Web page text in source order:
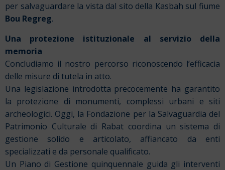
per salvaguardare la vista dal sito della Kasbah sul fiume
Bou Regreg.
Una protezione istituzionale al servizio della
memoria
Concludiamo il nostro percorso riconoscendo l’efficacia
delle misure di tutela in atto.
Una legislazione introdotta precocemente ha garantito
la protezione di monumenti, complessi urbani e siti
archeologici. Oggi, la Fondazione per la Salvaguardia del
Patrimonio Culturale di Rabat coordina un sistema di
gestione solido e articolato, affiancato da enti
specializzati e da personale qualificato.
Un Piano di Gestione quinquennale guida gli interventi